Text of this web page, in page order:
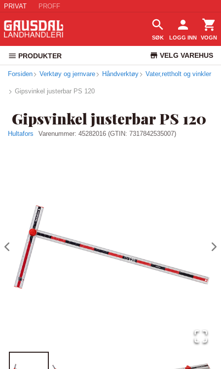
PRIVAT PROFF
SØK LOGG INN VOGN
PRODUKTER VELG VAREHUS
KUNDESERVICE
Forsiden Verktøy og jernvare Håndverktøy Vater,rettholt og vinkler
Gipsvinkel justerbar PS 120
Gipsvinkel justerbar PS 120
Hultafors Varenummer: 45282016 (GTIN: 7317842535007)